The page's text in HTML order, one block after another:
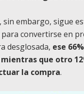
sin embargo, sigue
para convertirse en
desglosada, ese
que otro
la compra.